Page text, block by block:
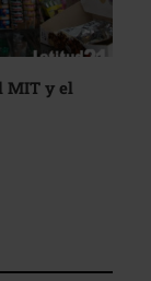
MIT y el